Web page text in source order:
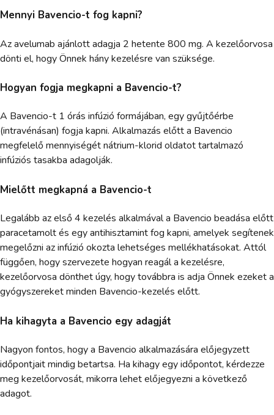
Mennyi Bavencio-t fog kapni?
Az avelumab ajánlott adagja 2 hetente 800 mg. A kezelőorvosa
dönti el, hogy Önnek hány kezelésre van szüksége.
Hogyan fogja megkapni a Bavencio-t?
A Bavencio-t 1 órás infúzió formájában, egy gyűjtőérbe
(intravénásan) fogja kapni. Alkalmazás előtt a Bavencio
megfelelő mennyiségét nátrium-klorid oldatot tartalmazó
infúziós tasakba adagolják.
Mielőtt megkapná a Bavencio-t
Legalább az első 4 kezelés alkalmával a Bavencio beadása előtt
paracetamolt és egy antihisztamint fog kapni, amelyek segítenek
megelőzni az infúzió okozta lehetséges mellékhatásokat. Attól
függően, hogy szervezete hogyan reagál a kezelésre,
kezelőorvosa dönthet úgy, hogy továbbra is adja Önnek ezeket a
gyógyszereket minden Bavencio-kezelés előtt.
Ha kihagyta a Bavencio egy adagját
Nagyon fontos, hogy a Bavencio alkalmazására előjegyzett
időpontjait mindig betartsa. Ha kihagy egy időpontot, kérdezze
meg kezelőorvosát, mikorra lehet előjegyezni a következő
adagot.